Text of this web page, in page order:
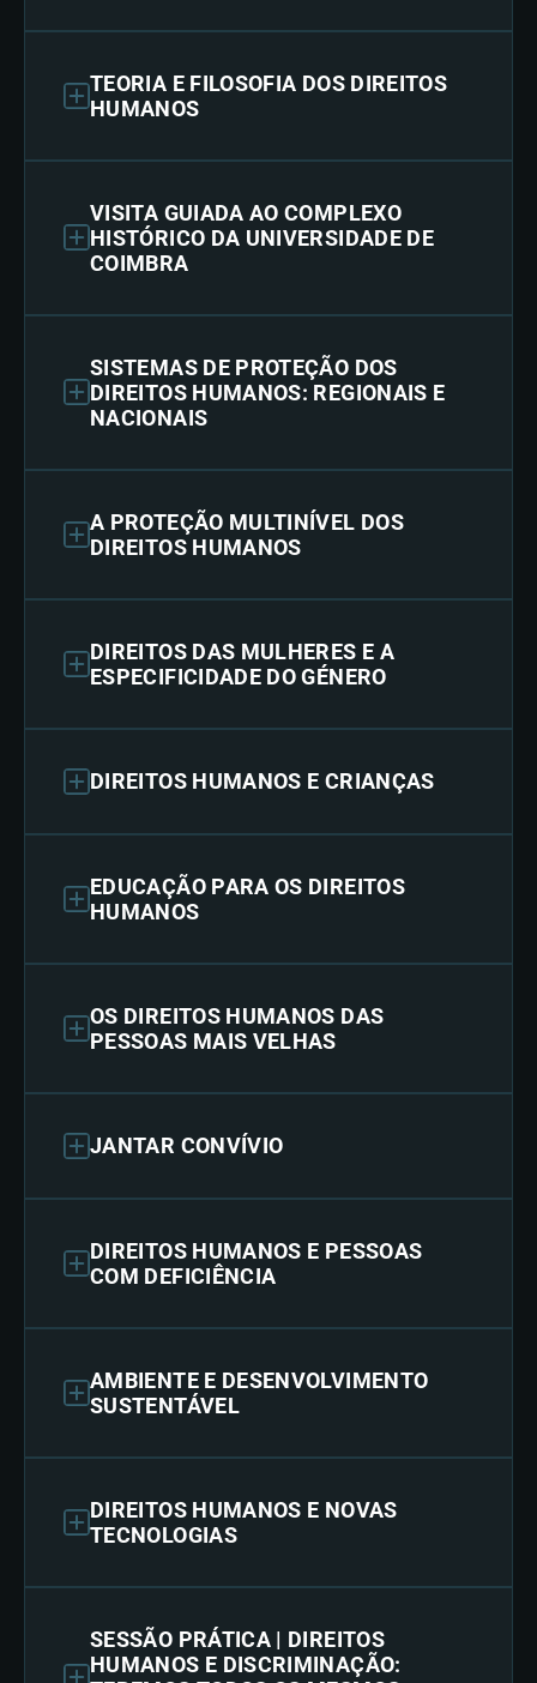
TEORIA E FILOSOFIA DOS DIREITOS
HUMANOS
VISITA GUIADA AO COMPLEXO
HISTÓRICO DA UNIVERSIDADE DE
COIMBRA
SISTEMAS DE PROTEÇÃO DOS
DIREITOS HUMANOS: REGIONAIS E
NACIONAIS
A PROTEÇÃO MULTINÍVEL DOS
DIREITOS HUMANOS
DIREITOS DAS MULHERES E A
ESPECIFICIDADE DO GÉNERO
DIREITOS HUMANOS E CRIANÇAS
EDUCAÇÃO PARA OS DIREITOS
HUMANOS
OS DIREITOS HUMANOS DAS
PESSOAS MAIS VELHAS
JANTAR CONVÍVIO
DIREITOS HUMANOS E PESSOAS
COM DEFICIÊNCIA
AMBIENTE E DESENVOLVIMENTO
SUSTENTÁVEL
DIREITOS HUMANOS E NOVAS
TECNOLOGIAS
SESSÃO PRÁTICA | DIREITOS
HUMANOS E DISCRIMINAÇÃO: